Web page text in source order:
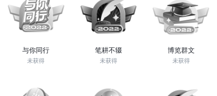
与你同行
未获得
笔耕不辍
未获得
博览群文
未获得